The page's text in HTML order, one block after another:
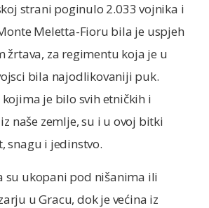
strani poginulo 2.033 vojnika i
Meletta-Fioru bila je uspjeh
žrtava, za regimentu koja je u
bila najodlikovaniji puk.
kojima je bilo svih etničkih i
naše zemlje, su i u ovoj bitki
snagu i jedinstvo.
su ukopani pod nišanima ili
u Gracu, dok je većina iz